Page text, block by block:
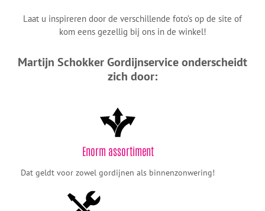
Laat u inspireren door de verschillende foto’s op de site of
kom eens gezellig bij ons in de winkel!
Martijn Schokker Gordijnservice onderscheidt
zich door:
Enorm assortiment
Dat geldt voor zowel gordijnen als binnenzonwering!